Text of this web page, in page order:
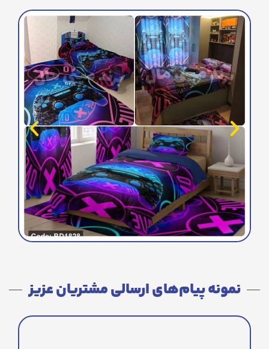
نمونه پیام‌های ارسالی مشتریان عزیز